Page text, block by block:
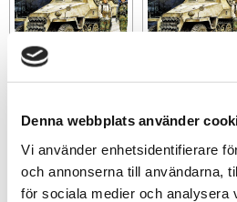
Denna webbplats använder
Vi använder enhetsidentifierare
och annonserna till användarna,
för sociala medier och analysera
239sek
+
-